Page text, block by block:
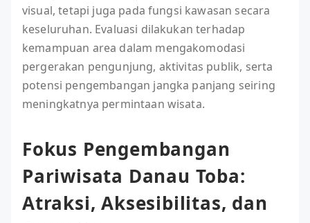
visual, tetapi juga pada fungsi kawasan secara
keseluruhan. Evaluasi dilakukan terhadap
kemampuan area dalam mengakomodasi
pergerakan pengunjung, aktivitas publik, serta
potensi pengembangan jangka panjang seiring
meningkatnya permintaan wisata.
Fokus Pengembangan
Pariwisata Danau Toba:
Atraksi, Aksesibilitas, dan